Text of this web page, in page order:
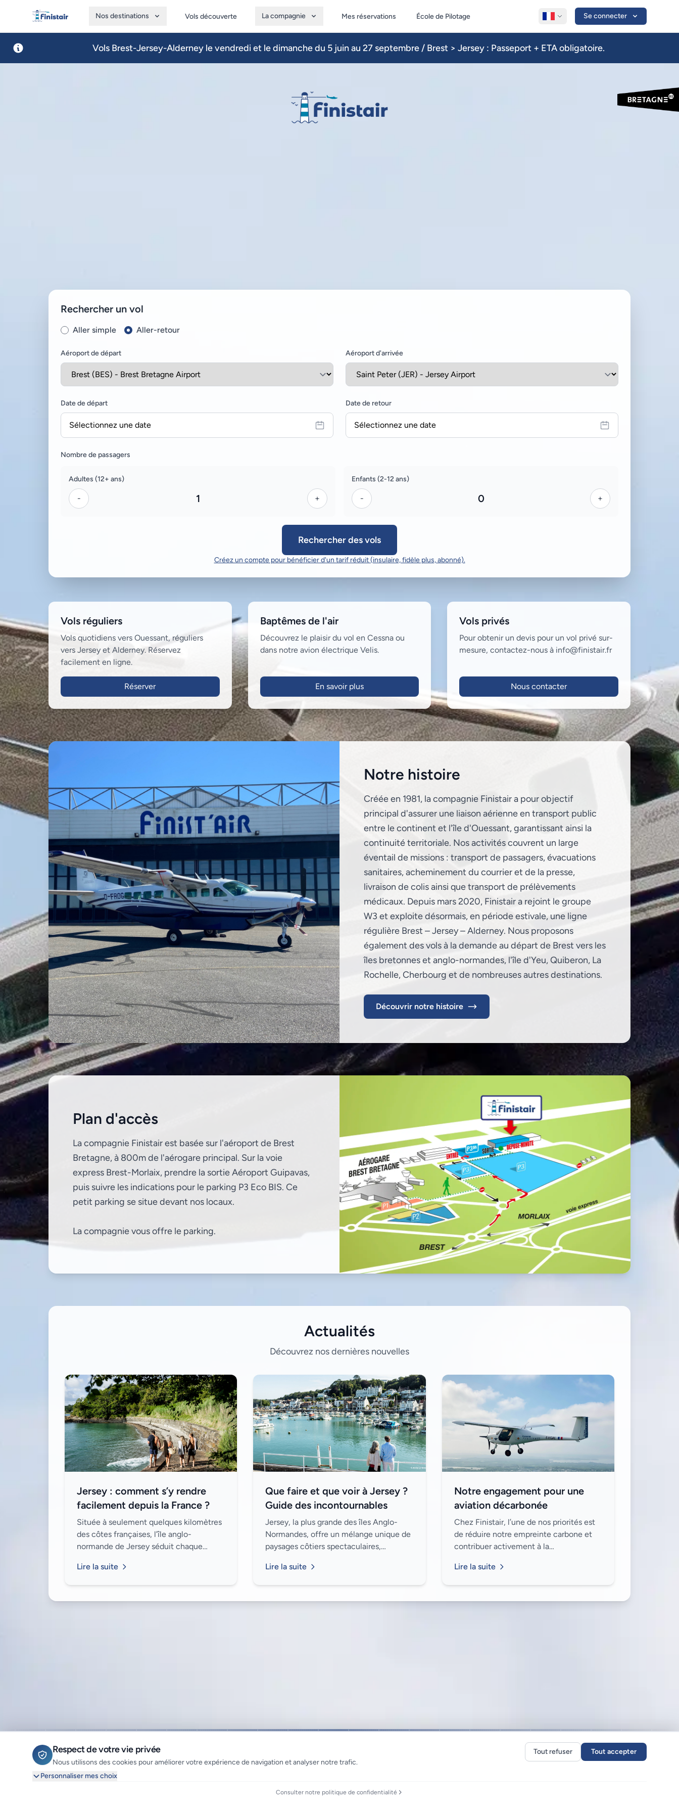
Finistair
Nos destinations Vols découverte La compagnie Mes réservations École de Pilotage Se connecter
Vols Brest-Jersey-Alderney le vendredi et le dimanche du 5 juin au 27 septembre / Brest > Jersey : Passeport + ETA obligatoire.
Rechercher un vol
Aller simple Aller-retour
Aéroport de départ Aéroport d'arrivée
Date de départ
Sélectionnez une date
Date de retour
Sélectionnez une date
Nombre de passagers
Adultes (12+ ans)
- 1 +
Enfants (2-12 ans)
- 0 +
Rechercher des vols
Créez un compte pour bénéficier d'un tarif réduit (insulaire, fidèle plus, abonné).
Vols réguliers
Vols quotidiens vers Ouessant, réguliers
vers Jersey et Alderney. Réservez
facilement en ligne.
Réserver
Baptêmes de l'air
Découvrez le plaisir du vol en Cessna ou
dans notre avion électrique Velis.
En savoir plus
Vols privés
Pour obtenir un devis pour un vol privé sur-
mesure, contactez-nous à info@finistair.fr
Nous contacter
Notre histoire
Créée en 1981, la compagnie Finistair a pour objectif
principal d'assurer une liaison aérienne en transport public
entre le continent et l'île d'Ouessant, garantissant ainsi la
continuité territoriale. Nos activités couvrent un large
éventail de missions : transport de passagers, évacuations
sanitaires, acheminement du courrier et de la presse,
livraison de colis ainsi que transport de prélèvements
médicaux. Depuis mars 2020, Finistair a rejoint le groupe
W3 et exploite désormais, en période estivale, une ligne
régulière Brest – Jersey – Alderney. Nous proposons
également des vols à la demande au départ de Brest vers les
îles bretonnes et anglo-normandes, l'île d'Yeu, Quiberon, La
Rochelle, Cherbourg et de nombreuses autres destinations.
Découvrir notre histoire
Plan d'accès
La compagnie Finistair est basée sur l'aéroport de Brest
Bretagne, à 800m de l'aérogare principal. Sur la voie
express Brest-Morlaix, prendre la sortie Aéroport Guipavas,
puis suivre les indications pour le parking P3 Eco BIS. Ce
petit parking se situe devant nos locaux.
La compagnie vous offre le parking.
Actualités
Découvrez nos dernières nouvelles
Jersey : comment s’y rendre
facilement depuis la France ?
Située à seulement quelques kilomètres
des côtes françaises, l’île anglo-
normande de Jersey séduit chaque
charme britannique, ses plages sauvages
Lire la suite
Que faire et que voir à Jersey ?
Guide des incontournables
Jersey, la plus grande des îles Anglo-
Normandes, offre un mélange unique de
paysages côtiers spectaculaires,
plein air. Que vous soyez amateur de
Lire la suite
Notre engagement pour une
aviation décarbonée
Chez Finistair, l’une de nos priorités est
de réduire notre empreinte carbone et
contribuer activement à la
initiatives que nous avons mises en place
Lire la suite
Respect de votre vie privée
Nous utilisons des cookies pour améliorer votre expérience de navigation et analyser notre trafic.
Tout refuser Tout accepter
Personnaliser mes choix
Consulter notre politique de confidentialité